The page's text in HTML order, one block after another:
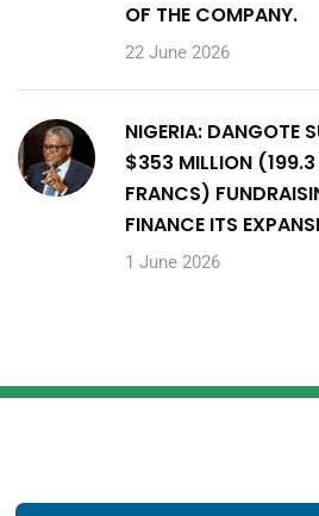
OF THE COMPANY.
22 June 2026
NIGERIA: DANGOTE
$353 MILLION (199.3
FRANCS)
FINANCE ITS
1 June 2026